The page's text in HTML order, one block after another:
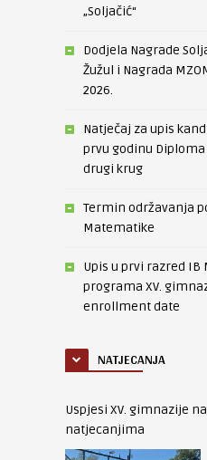
„Soljačić“
Dodjela Nagrade
Žužul i Nagrada
2026.
Natječaj za upis
prvu godinu
drugi krug
Termin održavanja
Matematike
Upis u prvi razred IB
programa XV.
enrollment date
NATJECANJA
Uspjesi XV. gimnazije
natjecanjima